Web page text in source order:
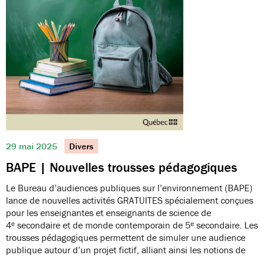
29 mai 2025 Divers
BAPE | Nouvelles trousses pédagogiques
Le Bureau d’audiences publiques sur l’environnement (BAPE)
lance de nouvelles activités GRATUITES spécialement conçues
pour les enseignantes et enseignants de science de
4ᵉ secondaire et de monde contemporain de 5ᵉ secondaire. Les
trousses pédagogiques permettent de simuler une audience
publique autour d’un projet fictif, alliant ainsi les notions de